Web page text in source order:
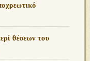
θέσεων του